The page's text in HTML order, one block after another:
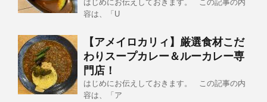
はじめにお伝えしておきます。 この記事の内
容は、「U
【アメイロカリィ】厳選食材こだ
わりスープカレー＆ルーカレー専
門店！
はじめにお伝えしておきます。 この記事の内
容は、「ア